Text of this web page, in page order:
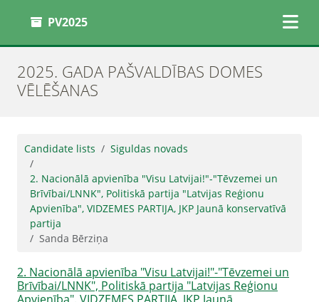
PV2025
2025. GADA PAŠVALDĪBAS DOMES
VĒLĒŠANAS
Candidate lists Siguldas novads
2. Nacionālā apvienība "Visu Latvijai!"-"Tēvzemei un
Brīvībai/LNNK", Politiskā partija "Latvijas Reģionu
Apvienība", VIDZEMES PARTIJA, JKP Jaunā konservatīvā
partija
Sanda Bērziņa
2. Nacionālā apvienība "Visu Latvijai!"-"Tēvzemei un
Brīvībai/LNNK", Politiskā partija "Latvijas Reģionu